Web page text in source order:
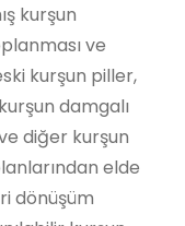
kurşun
ve
kurşun piller,
damgalı
diğer kurşun
elde
dönüşüm